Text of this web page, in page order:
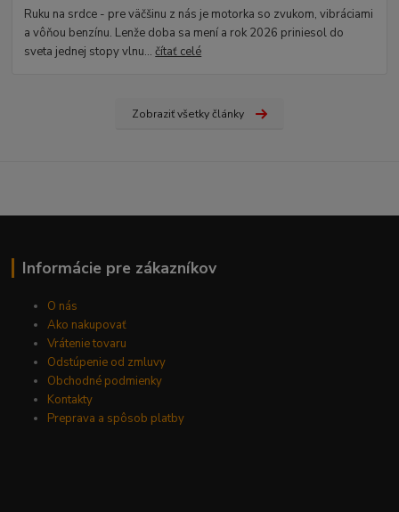
Ruku na srdce - pre väčšinu z nás je motorka so zvukom, vibráciami
a vôňou benzínu. Lenže doba sa mení a rok 2026 priniesol do
sveta jednej stopy vlnu...čítať celé
Zobraziť všetky články
Informácie pre zákazníkov
O nás
Ako nakupovať
Vrátenie tovaru
Odstúpenie od zmluvy
Obchodné podmienky
Kontakty
Preprava a spôsob platby